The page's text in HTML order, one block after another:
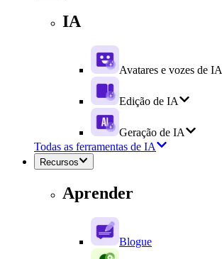
IA
Avatares e vozes de IA
Edição de IA
Geração de IA
Todas as ferramentas de IA
Recursos
Aprender
Blogue